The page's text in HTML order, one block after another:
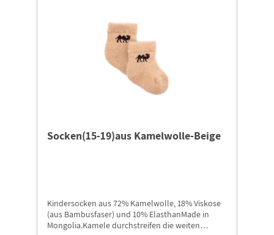
Socken(15-19)aus Kamelwolle-Beige
Kindersocken aus 72% Kamelwolle, 18% Viskose
(aus Bambusfaser) und 10% ElasthanMade in
Mongolia.Kamele durchstreifen die weiten